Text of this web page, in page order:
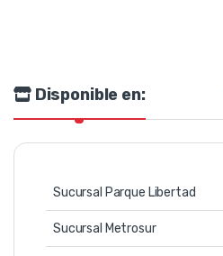
Disponible en:
Sucursal Parque Libertad
Sucursal Metrosur